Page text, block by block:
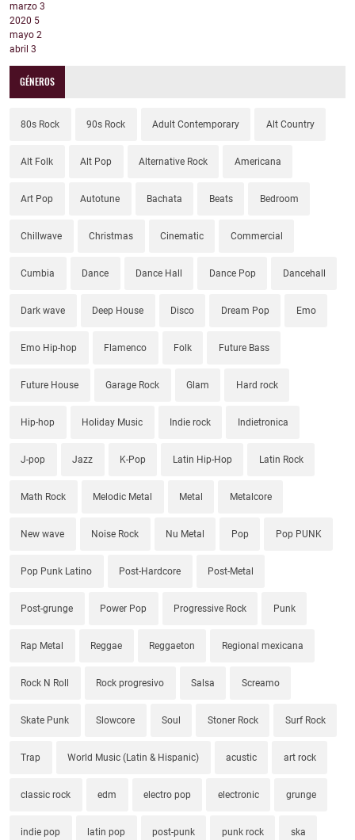
marzo 3
2020 5
mayo 2
abril 3
GÉNEROS
80s Rock 90s Rock Adult Contemporary Alt Country
Alt Folk Alt Pop Alternative Rock Americana
Art Pop Autotune Bachata Beats Bedroom
Chillwave Christmas Cinematic Commercial
Cumbia Dance Dance Hall Dance Pop Dancehall
Dark wave Deep House Disco Dream Pop Emo
Emo Hip-hop Flamenco Folk Future Bass
Future House Garage Rock Glam Hard rock
Hip-hop Holiday Music Indie rock Indietronica
J-pop Jazz K-Pop Latin Hip-Hop Latin Rock
Math Rock Melodic Metal Metal Metalcore
New wave Noise Rock Nu Metal Pop Pop PUNK
Pop Punk Latino Post-Hardcore Post-Metal
Post-grunge Power Pop Progressive Rock Punk
Rap Metal Reggae Reggaeton Regional mexicana
Rock N Roll Rock progresivo Salsa Screamo
Skate Punk Slowcore Soul Stoner Rock Surf Rock
Trap World Music (Latin & Hispanic) acustic art rock
classic rock edm electro pop electronic grunge
indie pop latin pop post-punk punk rock ska